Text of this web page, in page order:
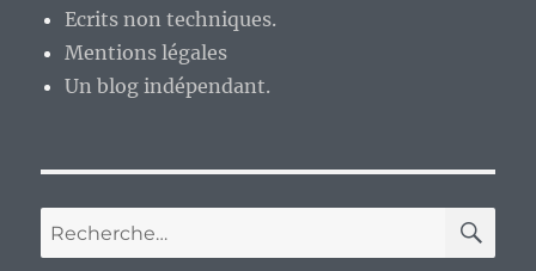
Ecrits non techniques.
Mentions légales
Un blog indépendant.
Recherche
pour :